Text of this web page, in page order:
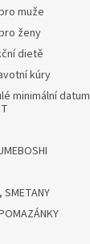
muže
ženy
dietě
kúry
minimální datum
SMETANY